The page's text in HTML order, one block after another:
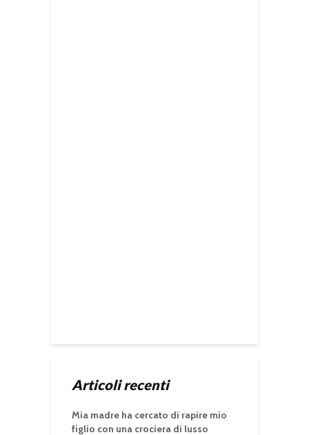
Articoli recenti
Mia madre ha cercato di rapire mio
figlio con una crociera di lusso